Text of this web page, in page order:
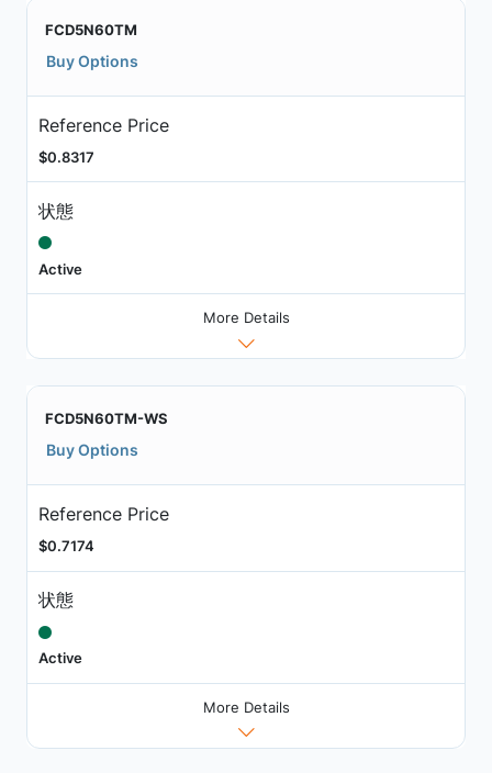
FCD5N60TM
Buy Options
Reference Price
$0.8317
状態
Active
More Details
FCD5N60TM-WS
Buy Options
Reference Price
$0.7174
状態
Active
More Details